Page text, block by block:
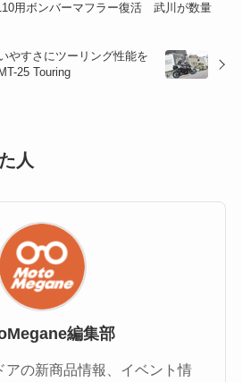
用ボンバーマフラー復活 武川が数量
やすさにツーリング性能を
25 Touring
人
編集部
アの新商品情報、イベント情